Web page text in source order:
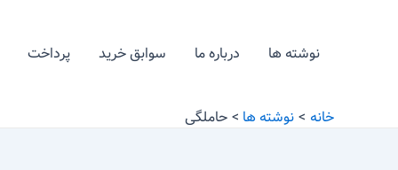
نوشته ها درباره ما سوابق خرید پرداخت
خانه نوشته ها حاملگی